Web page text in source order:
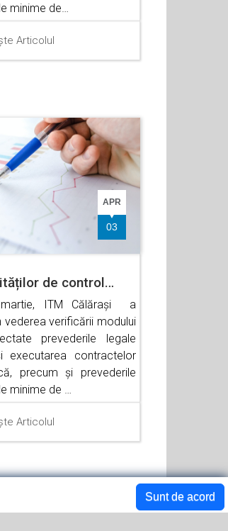
minime de…
Articolul
APR
03
de control…
ITM Călărași a
verificării modului
prevederile legale
executarea contractelor
precum și prevederile
minime de …
Articolul
Sunt de acord